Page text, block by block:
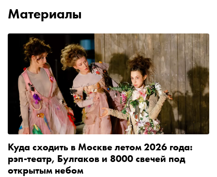
Материалы
Куда сходить в Москве летом 2026 года:
рэп-театр, Булгаков и 8000 свечей под
открытым небом